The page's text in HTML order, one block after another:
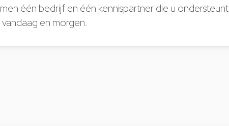
één bedrijf en één kennispartner die u ondersteunt
en morgen.